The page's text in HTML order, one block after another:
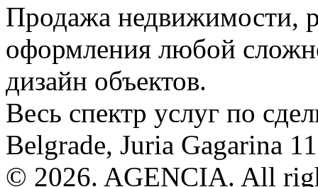
Продажа недвижимости,
оформления любой
дизайн объектов.
Весь спектр услуг по
Belgrade, Juria Gagarina
© 2026. AGENCIA. All